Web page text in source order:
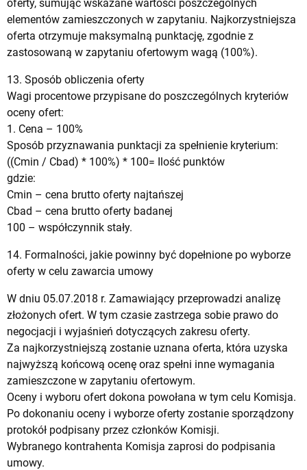
oferty, sumując wskazane wartości poszczególnych
elementów zamieszczonych w zapytaniu. Najkorzystniejsza
oferta otrzymuje maksymalną punktację, zgodnie z
zastosowaną w zapytaniu ofertowym wagą (100%).
13. Sposób obliczenia oferty
Wagi procentowe przypisane do poszczególnych kryteriów
oceny ofert:
1. Cena – 100%
Sposób przyznawania punktacji za spełnienie kryterium:
((Cmin / Cbad) * 100%) * 100= Ilość punktów
gdzie:
Cmin – cena brutto oferty najtańszej
Cbad – cena brutto oferty badanej
100 – współczynnik stały.
14. Formalności, jakie powinny być dopełnione po wyborze
oferty w celu zawarcia umowy
W dniu 05.07.2018 r. Zamawiający przeprowadzi analizę
złożonych ofert. W tym czasie zastrzega sobie prawo do
negocjacji i wyjaśnień dotyczących zakresu oferty.
Za najkorzystniejszą zostanie uznana oferta, która uzyska
najwyższą końcową ocenę oraz spełni inne wymagania
zamieszczone w zapytaniu ofertowym.
Oceny i wyboru ofert dokona powołana w tym celu Komisja.
Po dokonaniu oceny i wyborze oferty zostanie sporządzony
protokół podpisany przez członków Komisji.
Wybranego kontrahenta Komisja zaprosi do podpisania
umowy.